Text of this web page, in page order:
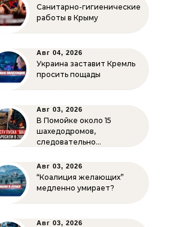
Санитарно-гигиенические
работы в Крыму
Авг 04, 2026
Украина заставит Кремль
просить пощады
Авг 03, 2026
В Помойке около 15
шахедодромов,
следовательно…
Авг 03, 2026
“Коалиция желающих”
медленно умирает?
Авг 03, 2026